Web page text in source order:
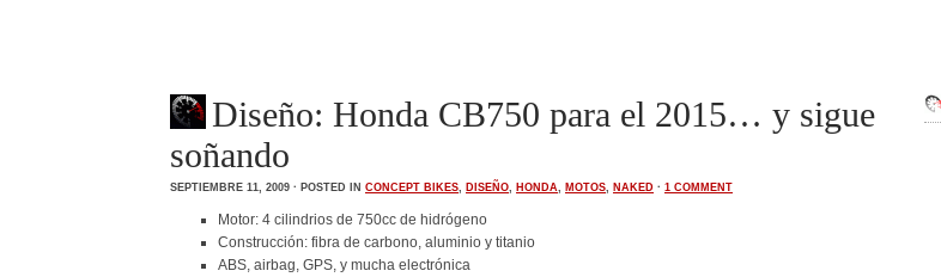
Diseño: Honda CB750 para el 2015… y sigue
soñando
SEPTIEMBRE 11, 2009 · POSTED IN CONCEPT BIKES, DISEÑO, HONDA, MOTOS, NAKED · 1 COMMENT
Motor: 4 cilindrios de 750cc de hidrógeno
Construcción: fibra de carbono, aluminio y titanio
ABS, airbag, GPS, y mucha electrónica